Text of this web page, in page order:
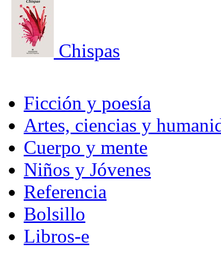
Chispas
Ficción y poesía
Artes, ciencias y
Cuerpo y mente
Niños y Jóvenes
Referencia
Bolsillo
Libros-e